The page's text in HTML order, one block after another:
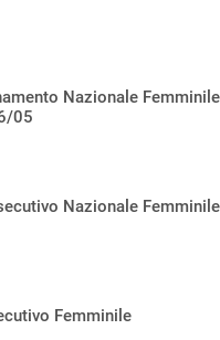
Nazionale
05
Nazionale Femminile
Femminile